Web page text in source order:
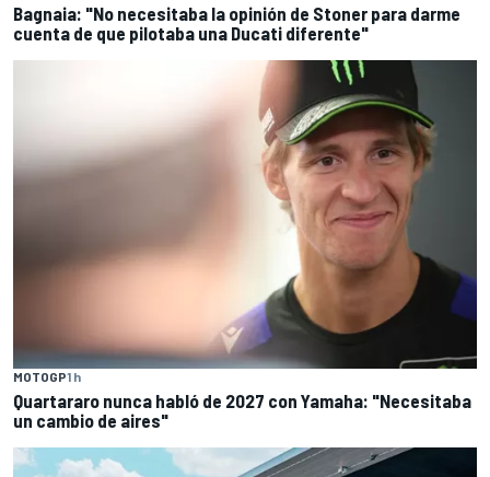
Bagnaia: "No necesitaba la opinión de Stoner para darme
cuenta de que pilotaba una Ducati diferente"
MOTOGP1 h
Quartararo nunca habló de 2027 con Yamaha: "Necesitaba
un cambio de aires"